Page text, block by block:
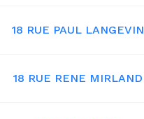
18 RUE PAUL LANGEVIN
18 RUE RENE MIRLAND